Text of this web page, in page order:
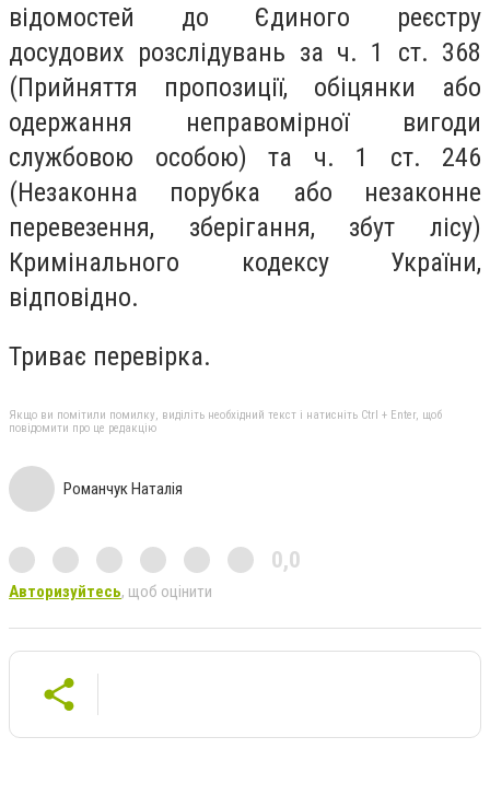
відомостей до Єдиного реєстру
досудових розслідувань за ч. 1 ст. 368
(Прийняття пропозиції, обіцянки або
одержання неправомірної вигоди
службовою особою) та ч. 1 ст. 246
(Незаконна порубка або незаконне
перевезення, зберігання, збут лісу)
Кримінального кодексу України,
відповідно.
Триває перевірка.
Якщо ви помітили помилку, виділіть необхідний текст і натисніть Ctrl + Enter, щоб
повідомити про це редакцію
Романчук Наталія
0,0
Авторизуйтесь, щоб оцінити